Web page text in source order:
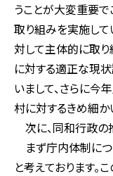
うことが大変重要で
取り組みを実施し
対して主体的に取り
に対する適正な現
いまして、さらに今
村に対するきめ細か
次に、同和行政の
まず庁内体制につ
と考えております